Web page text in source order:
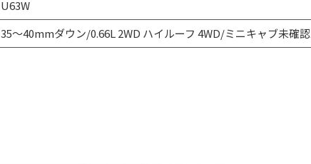
U63W
35～40mmダウン/0.66L 2WD ハイルーフ 4WD/ミニキャブ未確認